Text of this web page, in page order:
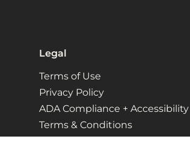
Legal
Terms of Use
Privacy Policy
ADA Compliance + Accessibility
Terms & Conditions